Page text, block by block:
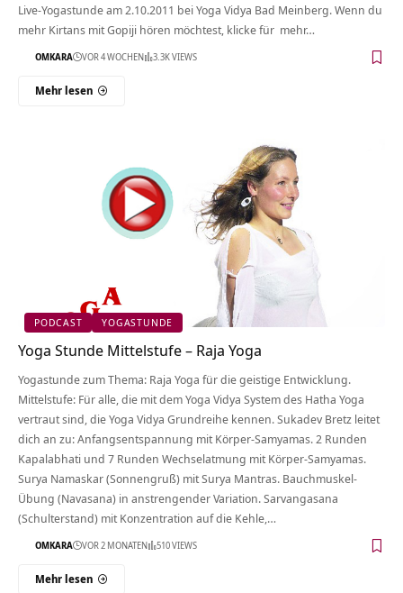
Live-Yogastunde am 2.10.2011 bei Yoga Vidya Bad Meinberg. Wenn du
mehr Kirtans mit Gopiji hören möchtest, klicke für mehr…
OMKARA VOR 4 WOCHEN 3.3K VIEWS
Mehr lesen
PODCAST YOGASTUNDE
Yoga Stunde Mittelstufe – Raja Yoga
Yogastunde zum Thema: Raja Yoga für die geistige Entwicklung.
Mittelstufe: Für alle, die mit dem Yoga Vidya System des Hatha Yoga
vertraut sind, die Yoga Vidya Grundreihe kennen. Sukadev Bretz leitet
dich an zu: Anfangsentspannung mit Körper-Samyamas. 2 Runden
Kapalabhati und 7 Runden Wechselatmung mit Körper-Samyamas.
Surya Namaskar (Sonnengruß) mit Surya Mantras. Bauchmuskel-
Übung (Navasana) in anstrengender Variation. Sarvangasana
(Schulterstand) mit Konzentration auf die Kehle,…
OMKARA VOR 2 MONATEN 510 VIEWS
Mehr lesen